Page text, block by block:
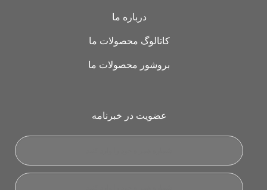
درباره ما
کاتالوگ محصولات ما
بروشور محصولات ما
عضویت در خبرنامه